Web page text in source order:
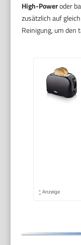
High-Poweroder
zusätzlich auf
Reinigung, um den
* Anzeige